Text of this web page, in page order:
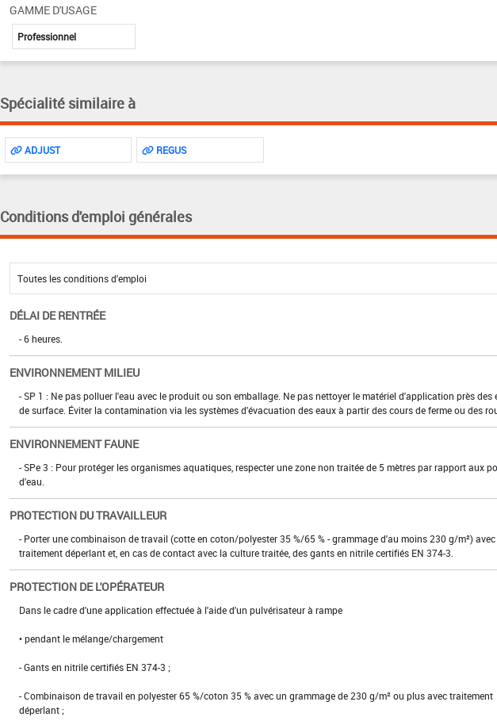
GAMME D'USAGE
Professionnel
Spécialité similaire à
ADJUST REGUS
Conditions d'emploi générales
DÉLAI DE RENTRÉE
- 6 heures.
ENVIRONNEMENT MILIEU
- SP 1 : Ne pas polluer l'eau avec le produit ou son emballage. Ne pas nettoyer le matériel d'application près des
de surface. Éviter la contamination via les systèmes d'évacuation des eaux à partir des cours de ferme ou des
ENVIRONNEMENT FAUNE
- SPe 3 : Pour protéger les organismes aquatiques, respecter une zone non traitée de 5 mètres par rapport aux
d'eau.
PROTECTION DU TRAVAILLEUR
- Porter une combinaison de travail (cotte en coton/polyester 35 %/65 % - grammage d'au moins 230 g/m²) avec
traitement déperlant et, en cas de contact avec la culture traitée, des gants en nitrile certifiés EN 374-3.
PROTECTION DE L'OPÉRATEUR
Dans le cadre d'une application effectuée à l'aide d'un pulvérisateur à rampe
• pendant le mélange/chargement
- Gants en nitrile certifiés EN 374-3 ;
- Combinaison de travail en polyester 65 %/coton 35 % avec un grammage de 230 g/m² ou plus avec traitement
déperlant ;